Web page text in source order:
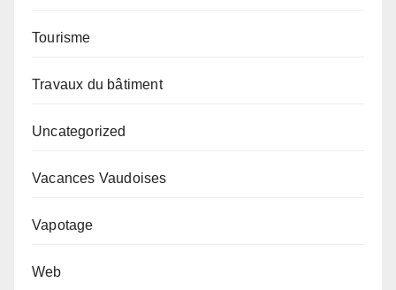
Tourisme
Travaux du bâtiment
Uncategorized
Vacances Vaudoises
Vapotage
Web